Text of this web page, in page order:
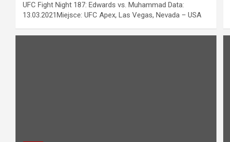
UFC Fight Night 187: Edwards vs. Muhammad Data:
13.03.2021Miejsce: UFC Apex, Las Vegas, Nevada – USA